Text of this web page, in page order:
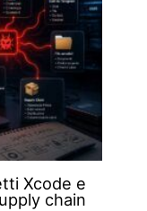
Xcode e
chain